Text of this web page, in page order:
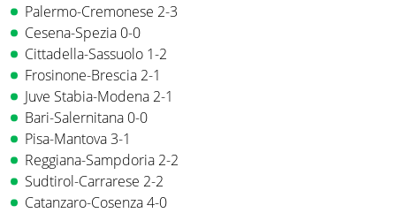
Palermo-Cremonese 2-3
Cesena-Spezia 0-0
Cittadella-Sassuolo 1-2
Frosinone-Brescia 2-1
Juve Stabia-Modena 2-1
Bari-Salernitana 0-0
Pisa-Mantova 3-1
Reggiana-Sampdoria 2-2
Sudtirol-Carrarese 2-2
Catanzaro-Cosenza 4-0